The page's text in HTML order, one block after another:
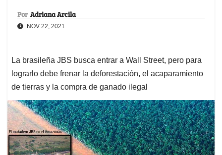
Por Adriana Arcila
NOV 22, 2021
La brasileña JBS busca entrar a Wall Street, pero para
lograrlo debe frenar la deforestación, el acaparamiento
de tierras y la compra de ganado ilegal